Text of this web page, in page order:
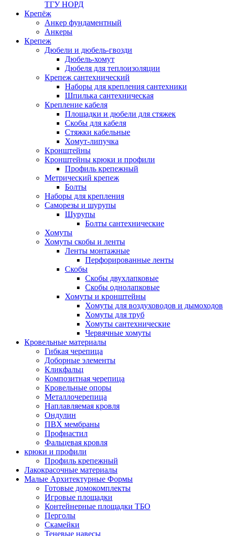
ТГУ НОРД
Крепёж
Анкер фундаментный
Анкеры
Крепеж
Дюбели и дюбель-гвозди
Дюбель-хомут
Дюбеля для теплоизоляции
Крепеж сантехнический
Наборы для крепления сантехники
Шпилька сантехническая
Крепление кабеля
Площадки и дюбели для стяжек
Скобы для кабеля
Стяжки кабельные
Хомут-липучка
Кронштейны
Кронштейны крюки и профили
Профиль крепежный
Метрический крепеж
Болты
Наборы для крепления
Саморезы и шурупы
Шурупы
Болты сантехнические
Хомуты
Хомуты скобы и ленты
Ленты монтажные
Перфорированные ленты
Скобы
Скобы двухлапковые
Скобы однолапковые
Хомуты и кронштейны
Хомуты для воздуховодов и дымоходов
Хомуты для труб
Хомуты сантехнические
Червячные хомуты
Кровельные материалы
Гибкая черепица
Доборные элементы
Кликфальц
Композитная черепица
Кровельные опоры
Металлочерепица
Наплавляемая кровля
Ондулин
ПВХ мембраны
Профнастил
Фальцевая кровля
крюки и профили
Профиль крепежный
Лакокрасочные материалы
Малые Архитектурные Формы
Готовые домокомплекты
Игровые площадки
Контейнерные площадки ТБО
Перголы
Скамейки
Теневые навесы